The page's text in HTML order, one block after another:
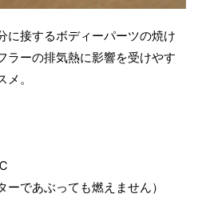
に接するボディーパーツの焼け
ラーの排気熱に影響を受けやす
。
であぶっても燃えません）